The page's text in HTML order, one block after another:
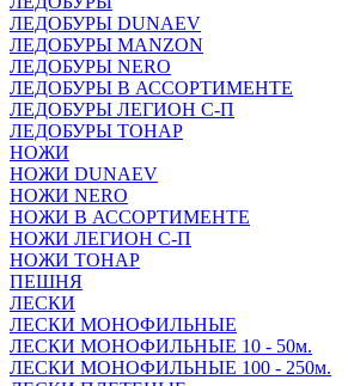
ЛЕДОБУРЫ DUNAEV
ЛЕДОБУРЫ MANZON
ЛЕДОБУРЫ NERO
ЛЕДОБУРЫ В АССОРТИМЕНТЕ
ЛЕДОБУРЫ ЛЕГИОН С-П
ЛЕДОБУРЫ ТОНАР
НОЖИ
НОЖИ DUNAEV
НОЖИ NERO
НОЖИ В АССОРТИМЕНТЕ
НОЖИ ЛЕГИОН С-П
НОЖИ ТОНАР
ПЕШНЯ
ЛЕСКИ
ЛЕСКИ МОНОФИЛЬНЫЕ
ЛЕСКИ МОНОФИЛЬНЫЕ 10 - 50м.
ЛЕСКИ МОНОФИЛЬНЫЕ 100 - 250м.